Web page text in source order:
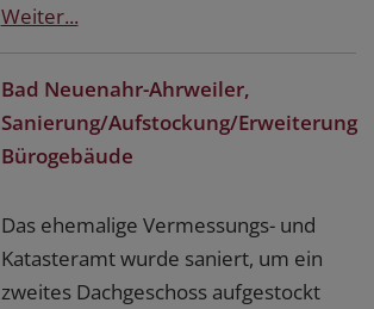
Weiter...
Bad Neuenahr-Ahrweiler,
Sanierung/Aufstockung/Erweiterung
Bürogebäude
Das ehemalige Vermessungs- und
Katasteramt wurde saniert, um ein
zweites Dachgeschoss aufgestockt